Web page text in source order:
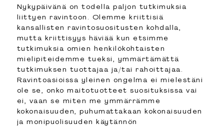
Nykypäivänä on todella paljon tutkimuksia
liittyen ravintoon. Olemme kriittisiä
kansallisten ravintosuositusten kohdalla,
mutta kriittisyys häviää kun etsimme
tutkimuksia omien henkilökohtaisten
mielipiteidemme tueksi, ymmärtämättä
tutkimuksen tuottajaa ja/tai rahoittajaa.
Ravintoasioissa yleinen ongelma ei mielestäni
ole se, onko maitotuotteet suosituksissa vai
ei, vaan se miten me ymmärrämme
kokonaisuuden, puhumattakaan kokonaisuuden
ja monipuolisuuden käytännön